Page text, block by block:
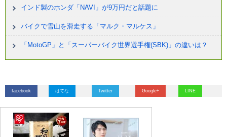
インド製のホンダ「NAVI」が9万円だと話題に
バイクで雪山を滑走する「マルク・マルケス」
「MotoGP」と「スーパーバイク世界選手権(SBK)」の違いは？
facebook はてな Twitter Google+ LINE